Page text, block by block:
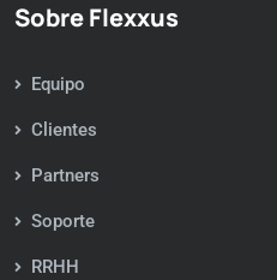
Sobre Flexxus
Equipo
Clientes
Partners
Soporte
RRHH